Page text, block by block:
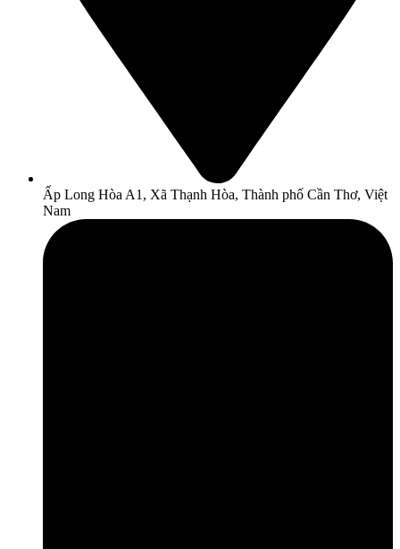
Ấp Long Hòa A1, Xã Thạnh Hòa, Thành phố Cần Thơ, Việt
Nam